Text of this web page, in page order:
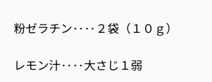
粉ゼラチン‥‥２袋（１
レモン汁‥‥大さじ１弱